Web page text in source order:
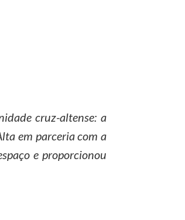
cruz-altense: a
em parceria com a
e proporcionou